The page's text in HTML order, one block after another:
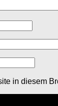
in diesem